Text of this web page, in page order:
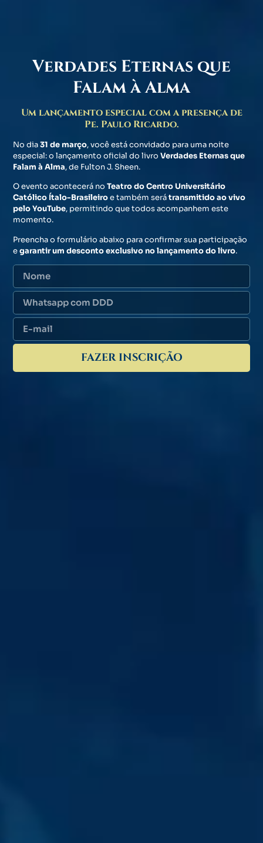
Verdades Eternas que
Falam à Alma
Um lançamento especial com a presença de
Pe. Paulo Ricardo.
No dia31 de março, você está convidado para uma noite
especial: o lançamento oficial do livro Verdades Eternas que
Falam à Alma, de Fulton J. Sheen.
O evento acontecerá no Teatro do Centro Universitário
Católico Ítalo-Brasileiroe também serátransmitido ao vivo
pelo YouTube, permitindo que todos acompanhem este
momento.
Preencha o formulário abaixo para confirmar sua participação
egarantir um desconto exclusivo no lançamento do livro.
FAZER INSCRIÇÃO